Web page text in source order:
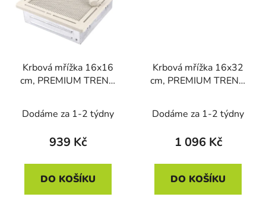
Krbová mřížka 16x16
cm, PREMIUM TREND
Dodáme za 1-2 týdny
939 Kč
DO KOŠÍKU
Krbová mřížka 16x32
cm, PREMIUM TREND
Dodáme za 1-2 týdny
1 096 Kč
DO KOŠÍKU